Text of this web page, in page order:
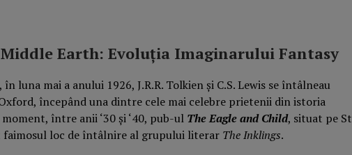
Earth: Evoluția Imaginarului Fantasy
luna mai a anului 1926, J.R.R. Tolkien și C.S. Lewis se întâlneau
începând una dintre cele mai celebre prietenii din istoria
între anii ‘30 și ‘40, pub-ul The Eagle and Child, situat pe St
faimosul loc de întâlnire al grupului literar The Inklings.